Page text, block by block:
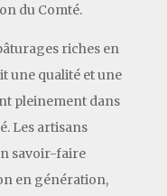
du Comté.
riches en
une qualité et une
pleinement dans
Les artisans
savoir-faire
en génération,